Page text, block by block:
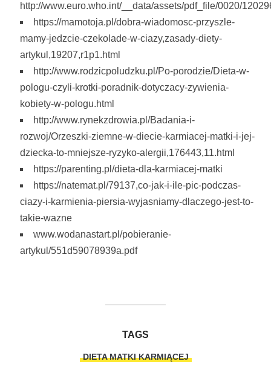
http://www.euro.who.int/__data/assets/pdf_file/0020/
https://mamotoja.pl/dobra-wiadomosc-przyszle-
mamy-jedzcie-czekolade-w-ciazy,zasady-diety-
artykul,19207,r1p1.html
http://www.rodzicpoludzku.pl/Po-porodzie/Dieta-w-
pologu-czyli-krotki-poradnik-dotyczacy-zywienia-
kobiety-w-pologu.html
http://www.rynekzdrowia.pl/Badania-i-
rozwoj/Orzeszki-ziemne-w-diecie-karmiacej-matki-i-jej-
dziecka-to-mniejsze-ryzyko-alergii,176443,11.html
https://parenting.pl/dieta-dla-karmiacej-matki
https://natemat.pl/79137,co-jak-i-ile-pic-podczas-
ciazy-i-karmienia-piersia-wyjasniamy-dlaczego-jest-to-
takie-wazne
www.wodanastart.pl/pobieranie-
artykul/551d59078939a.pdf
TAGS
DIETA MATKI KARMIĄCEJ